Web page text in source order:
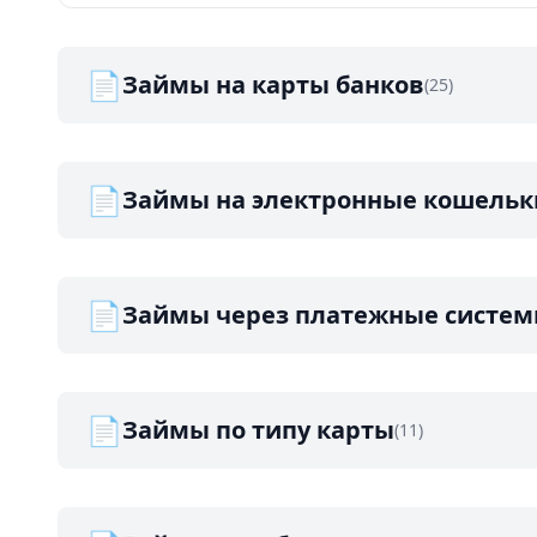
📄Займы на карты банков(25)
📄Займы на электронные
📄Займы через платежные
📄Займы по типу карты(11)